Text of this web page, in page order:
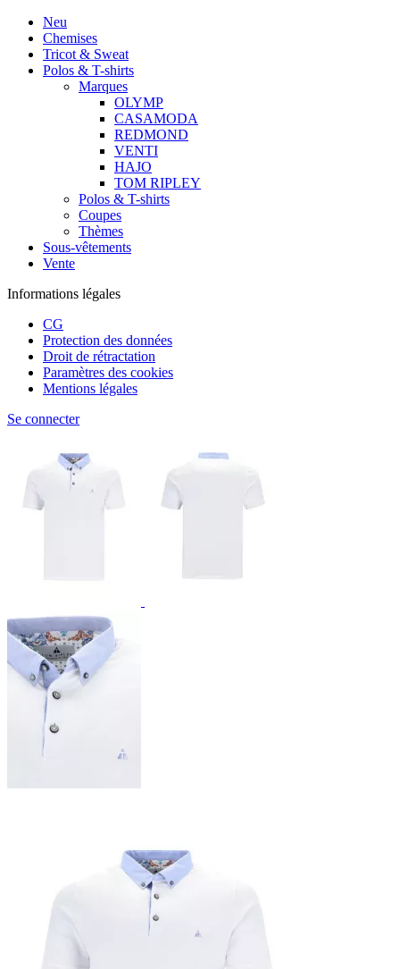
Neu
Chemises
Tricot & Sweat
Polos & T-shirts
Marques
OLYMP
CASAMODA
REDMOND
VENTI
HAJO
TOM RIPLEY
Polos & T-shirts
Coupes
Thèmes
Sous-vêtements
Vente
Informations légales
CG
Protection des données
Droit de rétractation
Paramètres des cookies
Mentions légales
Se connecter